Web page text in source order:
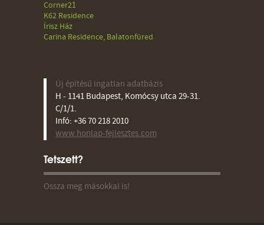
Corner21
K62 Residence
Írisz Ház
Carina Residence, Balatonfüred
Új építésű ingatlan adatbázis
H - 1141 Budapest, Komócsy utca 29-31.
C/1/1.
Infó: +36 70 218 2010
www.honlap-fejlesztes.com
Tetszett?
Ossza meg másokkal is!